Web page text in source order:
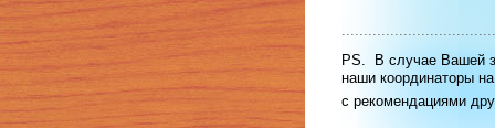
PS. В случае Вашей
наши координаторы
с рекомендациями